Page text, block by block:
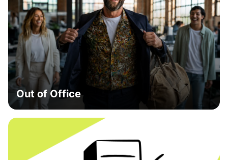
Out of Office